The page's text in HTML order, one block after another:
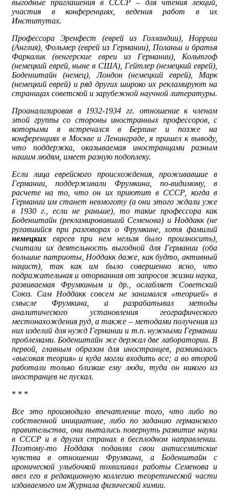
выгодные приглашения в СССР – для чтения лекций,
участия в конференциях, ведения работ в их
Институтах.
Профессора Эренфест (еврей из Голландии), Норриш
(Англия), Фольмер (еврей из Германии), Поланьи и братья
Фаркалик (венгерские евреи из Германии), Кольтгоф
(немецкий еврей, ныне в США), Гейтлер (немецкий еврей),
Боденштайн (немец), Лондон (немецкий еврей), Марк
(немецкий еврей) и ряд других широко их рекламируют на
страницах советской и зарубежной научной литературы.
Проанализировав в 1932-1934 гг. отношение к членам
этой группы со стороны иностранных профессоров, с
которыми я встречался в Берлине и позже на
конференциях в Москве и Ленинграде, я пришел к выводу,
что поддержка, оказываемая иностранцами разным
нашим людям, имеет разную подоплеку.
Если лица еврейского происхождения, проживавшие в
Германии, поддерживали Фрумкина, по-видимому, в
расчете на то, что он их приютит в СССР, когда в
Германии им станет невмоготу (а они этого ждали уже
в 1930 г., если не раньше), то такие профессора как
Боденштайн (рекламировавший Семенова) и Ноддакк (не
ругавшийся при разговорах о Фрумкине, хотя фамилий
немецких евреев при нем нельзя было произносить),
считали их деятельность выгодной для Германии (оба
большие патриоты, Ноддакк даже, как будто, активный
нацист), так как им было совершенно ясно, что
подражательная и оторванная от запросов жизни наука,
развиваемая Фрумкиным и др., ослабляет Советский
Союз. Сам Ноддакк совсем не занимался «теорией» в
смысле Фрумкина, а разрабатывал методы
аналитического установления географического
местонахождения руд, а также – методами получения из
них изделий для нужд Германии и т.п. нужными Германии
проблемами. Боденштайн же держал две лаборатории. В
первой, главным образом для иностранцев, развивалась
«высокая теория» и куда могли входить все; а во второй
работали только близкие ему люди, туда он никого из
иностранцев не пускал.
* * *
Все это производило впечатление того, что либо по
собственной инициативе, либо по заданию германского
правительства, они пытались повернуть развитие науки
в СССР и в других странах в бесплодном направлении.
Поэтому-то Ноддакк подавлял свои антисемитские
чувства в отношении Фрумкина, а Боденштайн с
иронической улыбочкой похваливал работы Семенова и
ввел его в редакционную коллегию теоретической части
издаваемого им Журнала физической химии.